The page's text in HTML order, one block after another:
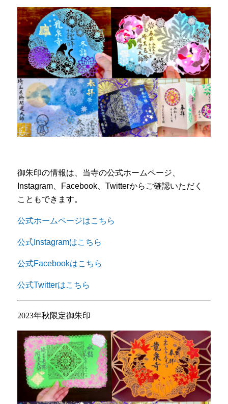
御朱印の情報は、当寺の公式ホームページ、
Instagram、Facebook、Twitterからご確認いただく
こともできます。
公式ホームページはこちら
公式Instagramはこちら
公式Facebookはこちら
公式Twitterはこちら
2023年秋限定御朱印